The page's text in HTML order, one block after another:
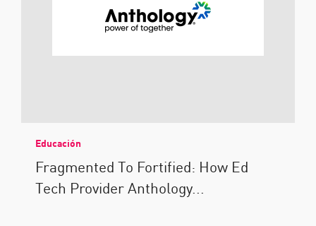
Educación
Fragmented To Fortified: How Ed
Tech Provider Anthology...